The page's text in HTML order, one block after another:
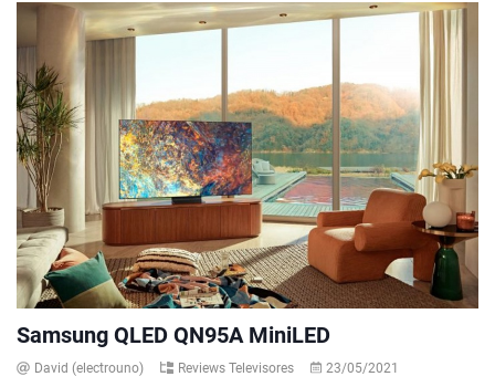
Samsung QLED QN95A MiniLED
David (electrouno) Reviews Televisores 23/05/2021